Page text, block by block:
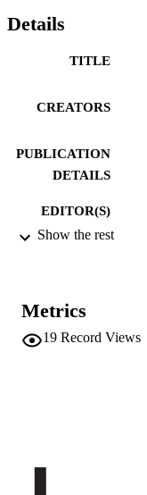
Details
TITLE
CREATORS
PUBLICATION
DETAILS
EDITOR(S)
Show the rest
Metrics
19 Record Views